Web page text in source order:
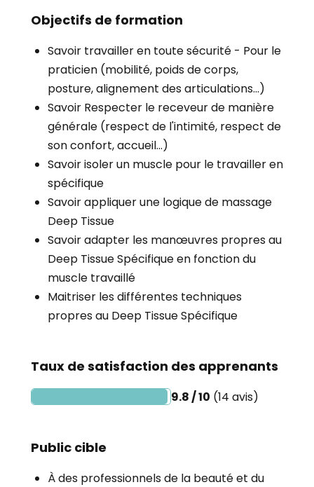
Objectifs de formation
Savoir travailler en toute sécurité - Pour le
praticien (mobilité, poids de corps,
posture, alignement des articulations...)
Savoir Respecter le receveur de manière
générale (respect de l'intimité, respect de
son confort, accueil...)
Savoir isoler un muscle pour le travailler en
spécifique
Savoir appliquer une logique de massage
Deep Tissue
Savoir adapter les manœuvres propres au
Deep Tissue Spécifique en fonction du
muscle travaillé
Maitriser les différentes techniques
propres au Deep Tissue Spécifique
Taux de satisfaction des apprenants
9.8 / 10 (14 avis)
Public cible
À des professionnels de la beauté et du